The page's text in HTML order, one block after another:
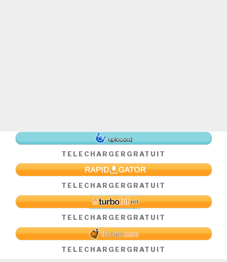
TELECHARGER GRATUIT
TELECHARGER GRATUIT
TELECHARGER GRATUIT
TELECHARGER GRATUIT